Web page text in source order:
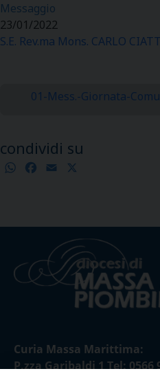
Messaggio
23/01/2022
S.E. Rev.ma Mons. CARLO
01-Mess.-Giornata-
condividi su
WhatsApp
Facebook
Email
Curia Massa Marittima:
P.zza Garibaldi 1 Tel: 0566